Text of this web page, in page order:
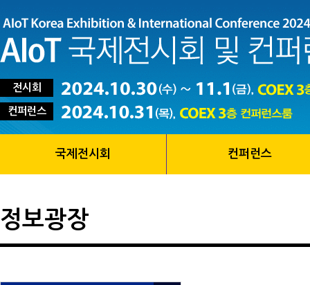
전시회
컨퍼런스
국제전시회 컨퍼런스
정보광장